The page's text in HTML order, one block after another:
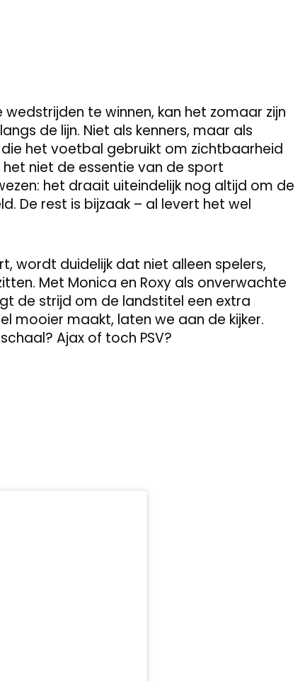
te winnen, kan het zomaar zijn
de lijn. Niet als kenners, maar als
het voetbal gebruikt om zichtbaarheid
niet de essentie van de sport
het draait uiteindelijk nog altijd om de
De rest is bijzaak – al levert het wel
wordt duidelijk dat niet alleen spelers,
Met Monica en Roxy als onverwachte
de strijd om de landstitel een extra
mooier maakt, laten we aan de kijker.
Ajax of toch PSV?